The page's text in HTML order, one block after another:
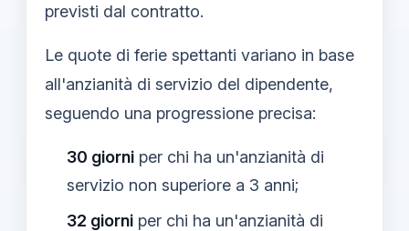
previsti dal contratto.
Le quote di ferie spettanti variano in base
all'anzianità di servizio del dipendente,
seguendo una progressione precisa:
30 giorni per chi ha un'anzianità di
servizio non superiore a 3 anni;
32 giorni per chi ha un'anzianità di